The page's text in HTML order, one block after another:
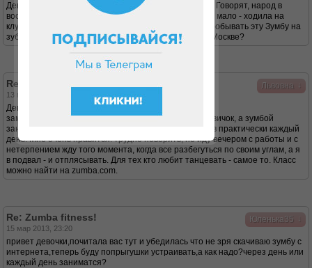
Девочки, мне тоже порекомендовали идти на Зумбу! Говорят, народ в
восторге. А я сама очень люблю танцы, когда весила мало - ходила на
клубные, а сейчас - стесняюсь. Вот подумываю попробывать эту Зумбу на
зуб)). Может кто нибудь присоветует куда бежать в Москве?
Львовна
Re: Zumba fitness!
13 мар 2013, 05:18
Девочки, здравствуйте,
замечательный форум: я в диете Дюкана совсем новичок, а зумбой
занимаюсь пару лет и последние несколько месяцев практически каждый
день. Мне очень нравится: трудно поверить, но иду вечером с работы и с
нетерпением жду того момента, когда все разбегуться по своим углам, а я
в подвал - и отплясывать. Для тех кто любит танцевать - самое то. Класс
можно найти на zumba.com.
Юленька35
Re: Zumba fitness!
15 мар 2013, 23:20
привет девочки,почитала вас тут и убедилась что не зря скачиваю зумбу с
интернета,теперь буду попрыгушки устраивать,а как надо?через день или
каждый день заниматся?